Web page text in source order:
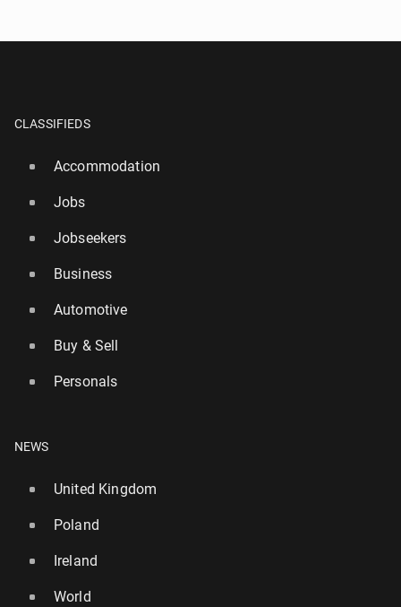
CLASSIFIEDS
Accommodation
Jobs
Jobseekers
Business
Automotive
Buy & Sell
Personals
NEWS
United Kingdom
Poland
Ireland
World